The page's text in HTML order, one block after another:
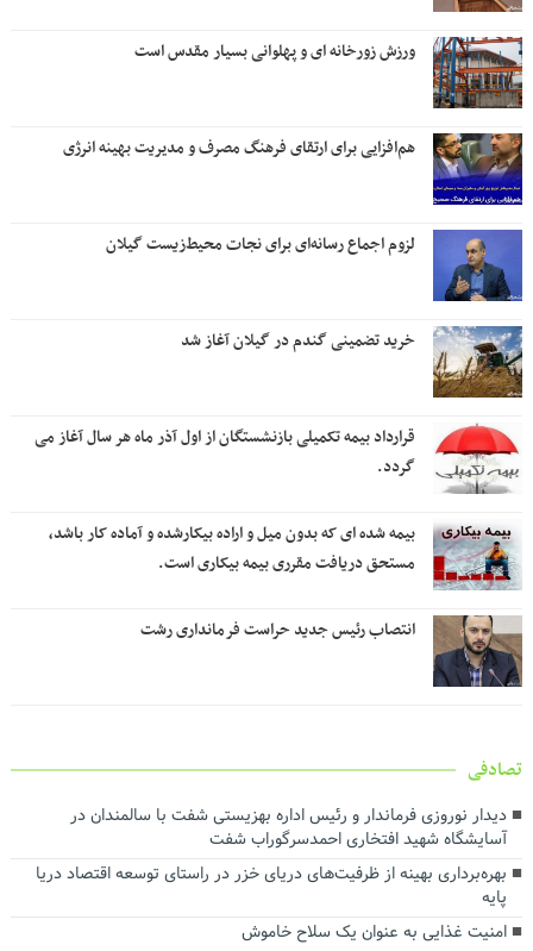
ورزش زورخانه ای و پهلوانی بسیار مقدس است
هم‌افزایی برای ارتقای فرهنگ مصرف و مدیریت بهینه انرژی
لزوم اجماع رسانه‌ای برای نجات محیط‌زیست گیلان
خرید تضمینی گندم در گیلان آغاز شد
قرارداد بیمه تکمیلی بازنشستگان از اول آذر ماه هر سال آغاز می
گردد.
بیمه شده ای که بدون میل و اراده بیکارشده و آماده کار باشد،
مستحق دریافت مقرری بیمه بیکاری است.
انتصاب رئیس جدید حراست فرمانداری رشت
تصادفی
دیدار نوروزی فرماندار و رئیس اداره بهزیستی شفت با سالمندان در
آسایشگاه شهید افتخاری احمدسرگوراب شفت
بهره‌برداری بهینه از ظرفیت‌های دریای خزر در راستای توسعه اقتصاد دریا
پایه
امنیت غذایی به عنوان یک سلاح خاموش